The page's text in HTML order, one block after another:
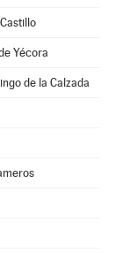
Yécora
de la Calzada